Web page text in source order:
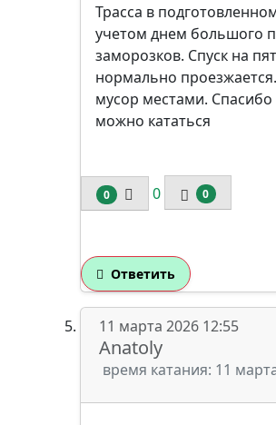
Трасса в
учетом днем большого
заморозков. Спуск на
нормально
мусор местами. Спасибо
можно кататься
0 0 0
Ответить
11 марта 2026 12:55
Anatoly
время катания: 11